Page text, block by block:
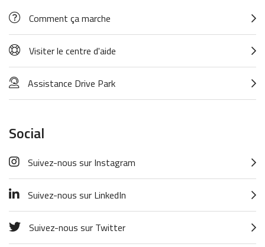
Comment ça marche
Visiter le centre d'aide
Assistance Drive Park
Social
Suivez-nous sur Instagram
Suivez-nous sur LinkedIn
Suivez-nous sur Twitter